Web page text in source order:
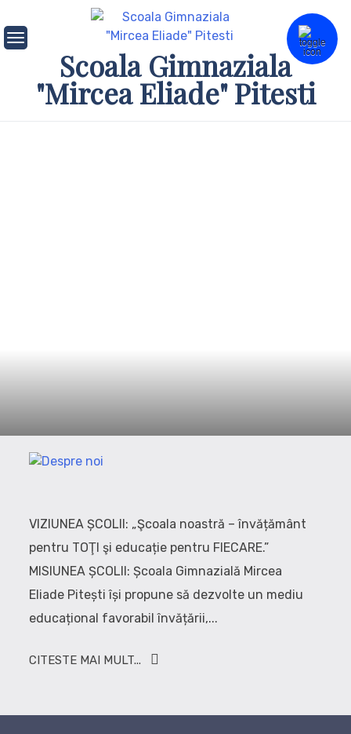
to
content
Scoala Gimnaziala
"Mircea Eliade" Pitesti
VIZIUNEA ȘCOLII: „Şcoala noastră – învățământ
pentru TOŢI şi educație pentru FIECARE.”
MISIUNEA ȘCOLII: Școala Gimnazială Mircea
Eliade Pitești își propune să dezvolte un mediu
educațional favorabil învățării,...
CITESTE MAI MULT...